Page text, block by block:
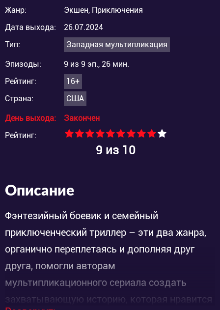
Жанр:
Экшен, Приключения
Дата выхода:
26.07.2024
Тип:
Западная мультипликация
Эпизоды:
9 из 9 эп., 26 мин.
Рейтинг:
16+
Страна:
США
День выхода:
Закончен
Рейтинг:
9 из 10
Описание
Фэнтезийный боевик и семейный
приключенческий триллер – эти два жанра,
органично переплетаясь и дополняя друг
друга, помогли авторам
мультипликационного сериала создать
захватывающую историю, которая нравится